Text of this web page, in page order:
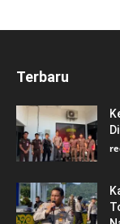
Terbaru